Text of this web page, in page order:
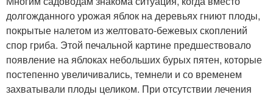
долгожданного урожая яблок на деревьях гниют плоды,
покрытые налетом из желтовато-бежевых скоплений
спор гриба. Этой печальной картине предшествовало
появление на яблоках небольших бурых пятен, которые
постепенно увеличивались, темнели и со временем
захватывали плоды целиком. При отсутствии лечения